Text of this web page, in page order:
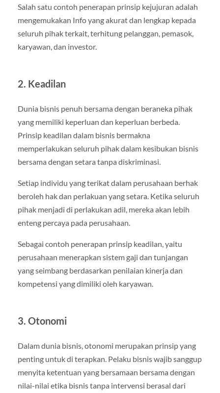
Salah satu contoh penerapan prinsip kejujuran adalah
mengemukakan Info yang akurat dan lengkap kepada
seluruh pihak terkait, terhitung pelanggan, pemasok,
karyawan, dan investor.
2. Keadilan
Dunia bisnis penuh bersama dengan beraneka pihak
yang memiliki keperluan dan keperluan berbeda.
Prinsip keadilan dalam bisnis bermakna
memperlakukan seluruh pihak dalam kesibukan bisnis
bersama dengan setara tanpa diskriminasi.
Setiap individu yang terikat dalam perusahaan berhak
beroleh hak dan perlakuan yang setara. Ketika seluruh
pihak menjadi di perlakukan adil, mereka akan lebih
enteng percaya pada perusahaan.
Sebagai contoh penerapan prinsip keadilan, yaitu
perusahaan menerapkan sistem gaji dan tunjangan
yang seimbang berdasarkan penilaian kinerja dan
kompetensi yang dimiliki oleh karyawan.
3. Otonomi
Dalam dunia bisnis, otonomi merupakan prinsip yang
penting untuk di terapkan. Pelaku bisnis wajib sanggup
menyita ketentuan yang bersamaan bersama dengan
nilai-nilai etika bisnis tanpa intervensi berasal dari